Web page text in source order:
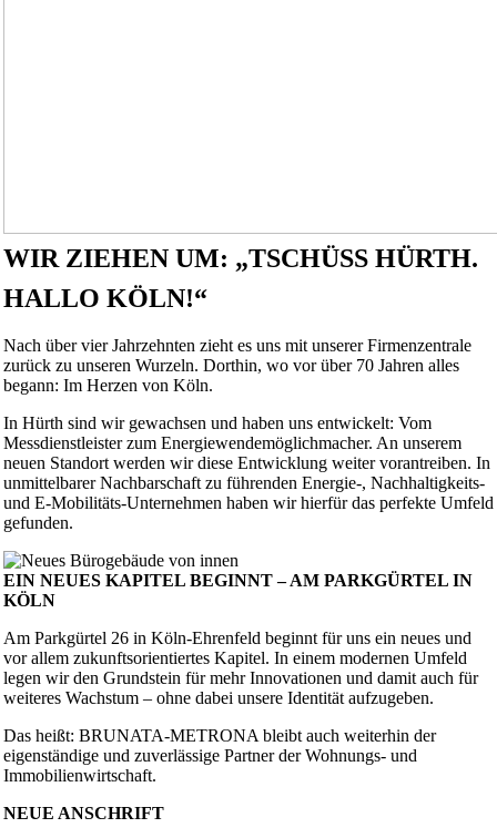
WIR ZIEHEN UM: „TSCHÜSS HÜRTH.
HALLO KÖLN!“
Nach über vier Jahrzehnten zieht es uns mit unserer Firmenzentrale
zurück zu unseren Wurzeln. Dorthin, wo vor über 70 Jahren alles
begann: Im Herzen von Köln.
In Hürth sind wir gewachsen und haben uns entwickelt: Vom
Messdienstleister zum Energiewendemöglichmacher. An unserem
neuen Standort werden wir diese Entwicklung weiter vorantreiben. In
unmittelbarer Nachbarschaft zu führenden Energie-, Nachhaltigkeits-
und E-Mobilitäts-Unternehmen haben wir hierfür das perfekte Umfeld
gefunden.
EIN NEUES KAPITEL BEGINNT – AM PARKGÜRTEL IN
KÖLN
Am Parkgürtel 26 in Köln-Ehrenfeld beginnt für uns ein neues und
vor allem zukunftsorientiertes Kapitel. In einem modernen Umfeld
legen wir den Grundstein für mehr Innovationen und damit auch für
weiteres Wachstum – ohne dabei unsere Identität aufzugeben.
Das heißt: BRUNATA-METRONA bleibt auch weiterhin der
eigenständige und zuverlässige Partner der Wohnungs- und
Immobilienwirtschaft.
NEUE ANSCHRIFT